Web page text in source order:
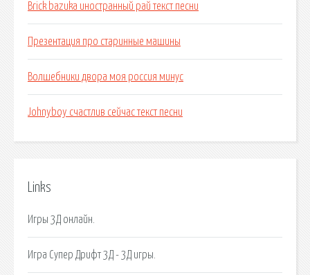
Brick bazuka иностранный рай текст песни
Презентация про старинные машины
Волшебники двора моя россия минус
Johnyboy счастлив сейчас текст песни
Links
Игры 3Д онлайн.
Игра Супер Дрифт 3Д - 3Д игры.